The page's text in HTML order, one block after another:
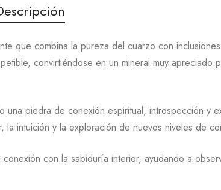
que combina la pureza del cuarzo con
convirtiéndose en un mineral muy apreciado
piedra de conexión espiritual, introspección y
intuición y la exploración de nuevos niveles de
con la sabiduría interior, ayudando a